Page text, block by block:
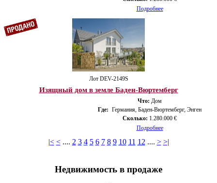
Подробнее
Лот DEV-2149S
Изящный дом в земле Баден-Вюртемберг
Что: Дом
Где: Германия, Баден-Вюртемберг, Энген
Сколько: 1.280.000 €
Подробнее
|< <.... 2 3 4 5 6 7 8 9 10 11 12 .... > >|
Недвижимость в продаже